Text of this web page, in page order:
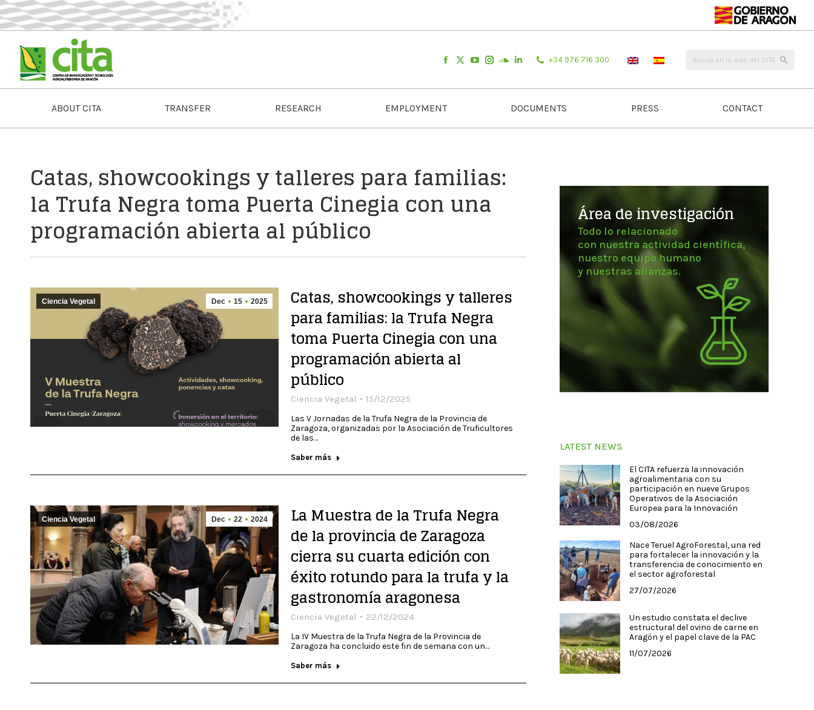
+34 976 716 300
ABOUT CITA TRANSFER RESEARCH EMPLOYMENT DOCUMENTS PRESS CONTACT
Catas, showcookings y talleres para familias:
la Trufa Negra toma Puerta Cinegia con una
programación abierta al público
Dec 15 2025
Ciencia Vegetal Catas, showcookings y talleres
para familias: la Trufa Negra
toma Puerta Cinegia con una
programación abierta al
público
Ciencia Vegetal 15/12/2025
Las V Jornadas de la Trufa Negra de la Provincia de
Zaragoza, organizadas por la Asociación de Truficultores
de las…
Saber más
Dec 22 2024
Ciencia Vegetal La Muestra de la Trufa Negra
de la provincia de Zaragoza
cierra su cuarta edición con
éxito rotundo para la trufa y la
gastronomía aragonesa
Ciencia Vegetal 22/12/2024
La IV Muestra de la Trufa Negra de la Provincia de
Zaragoza ha concluido este fin de semana con un…
Saber más
Área de investigación
Todo lo relacionado
con nuestra actividad científica,
nuestro equipo humano
y nuestras alianzas.
LATEST NEWS
El CITA refuerza la innovación
agroalimentaria con su
participación en nueve Grupos
Operativos de la Asociación
Europea para la Innovación
03/08/2026
Nace Teruel AgroForestal, una red
para fortalecer la innovación y la
transferencia de conocimiento en
el sector agroforestal
27/07/2026
Un estudio constata el declive
estructural del ovino de carne en
Aragón y el papel clave de la PAC
11/07/2026